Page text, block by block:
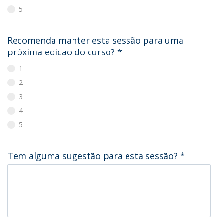
5
Recomenda manter esta sessão para uma
próxima edicao do curso? *
1
2
3
4
5
Tem alguma sugestão para esta sessão? *